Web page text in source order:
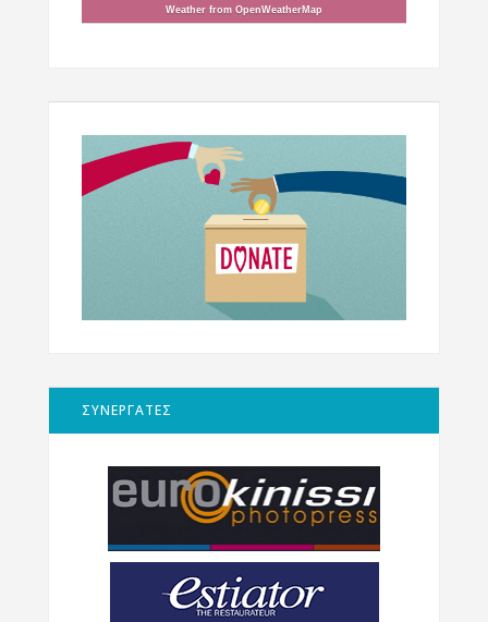
Weather from OpenWeatherMap
ΣΥΝΕΡΓΑΤΕΣ